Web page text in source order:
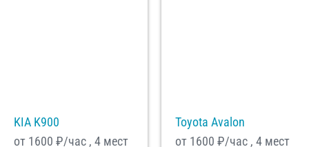
KIA K900
от 1600 ₽/час , 4 мест
Toyota Avalon
от 1600 ₽/час , 4 мест